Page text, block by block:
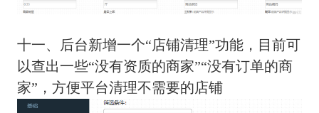
十一、后台新增一个“店铺清理”功能，目前可
以查出一些“没有资质的商家”“没有订单的商
家”，方便平台清理不需要的店铺